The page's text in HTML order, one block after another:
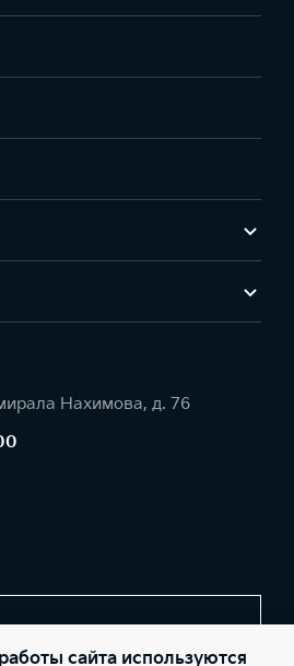
Нахимова, д. 76
звонок
сайта используются